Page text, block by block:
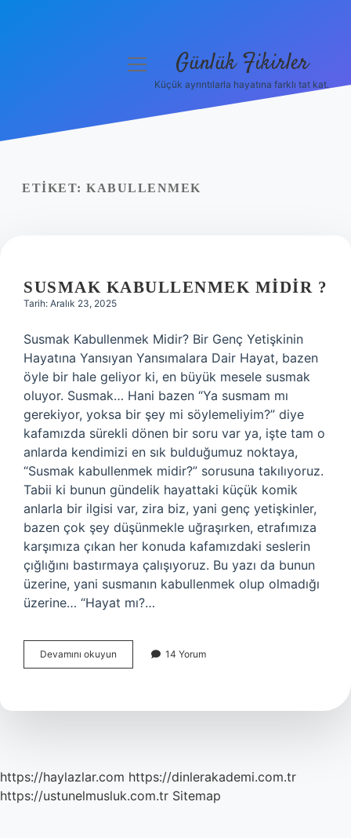
Yasal Uyarı
menüyü Günlük Fikirler
Küçük ayrıntılarla hayatına farklı tat kat.
ETIKET: KABULLENMEK
SUSMAK KABULLENMEK MIDIR ?
Tarih: Aralık 23, 2025
Susmak Kabullenmek Midir? Bir Genç Yetişkinin
Hayatına Yansıyan Yansımalara Dair Hayat, bazen
öyle bir hale geliyor ki, en büyük mesele susmak
oluyor. Susmak… Hani bazen “Ya susmam mı
gerekiyor, yoksa bir şey mi söylemeliyim?” diye
kafamızda sürekli dönen bir soru var ya, işte tam o
anlarda kendimizi en sık bulduğumuz noktaya,
“Susmak kabullenmek midir?” sorusuna takılıyoruz.
Tabii ki bunun gündelik hayattaki küçük komik
anlarla bir ilgisi var, zira biz, yani genç yetişkinler,
bazen çok şey düşünmekle uğraşırken, etrafımıza
karşımıza çıkan her konuda kafamızdaki seslerin
çığlığını bastırmaya çalışıyoruz. Bu yazı da bunun
üzerine, yani susmanın kabullenmek olup olmadığı
üzerine… “Hayat mı?…
Devamını okuyun
kabullenmek
14 Yorum
https://haylazlar.com https://dinlerakademi.com.tr
https://ustunelmusluk.com.tr Sitemap